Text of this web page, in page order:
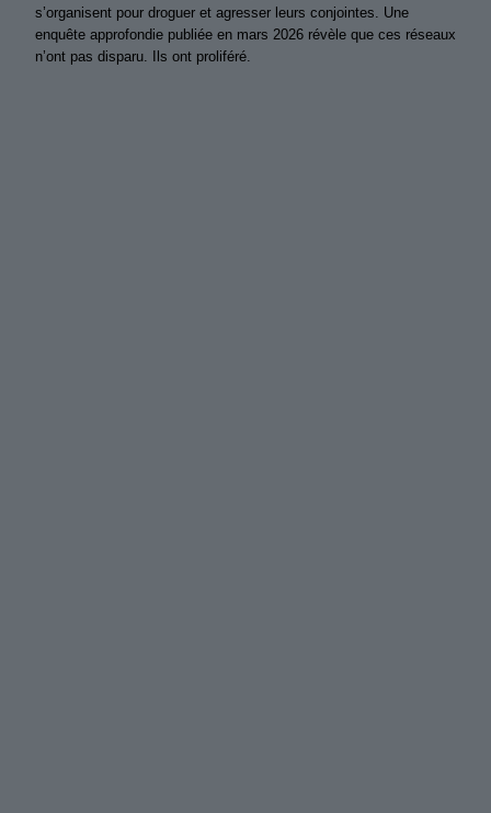
s’organisent pour droguer et agresser leurs conjointes. Une
enquête approfondie publiée en mars 2026 révèle que ces réseaux
n’ont pas disparu. Ils ont proliféré.